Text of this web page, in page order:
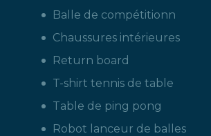
Balle de compétitionn
Chaussures intérieures
Return board
T-shirt tennis de table
Table de ping pong
Robot lanceur de balles